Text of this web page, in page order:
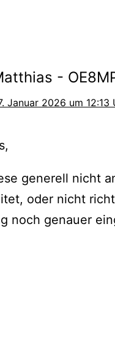
-
Januar 2026 um 12:13
generell nicht
oder nicht
noch genauer